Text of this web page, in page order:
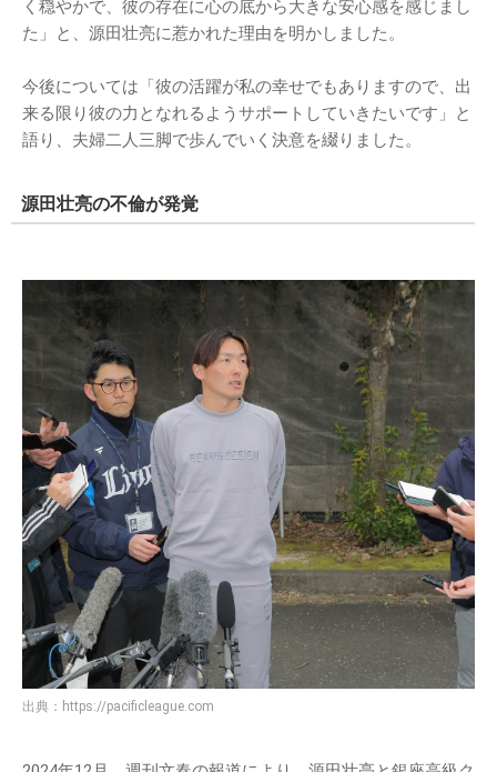
く穏やかで、彼の存在に心の底から大きな安心感を感じまし
た」と、源田壮亮に惹かれた理由を明かしました。
今後については「彼の活躍が私の幸せでもありますので、出
来る限り彼の力となれるようサポートしていきたいです」と
語り、夫婦二人三脚で歩んでいく決意を綴りました。
源田壮亮の不倫が発覚
出典： https://pacificleague.com